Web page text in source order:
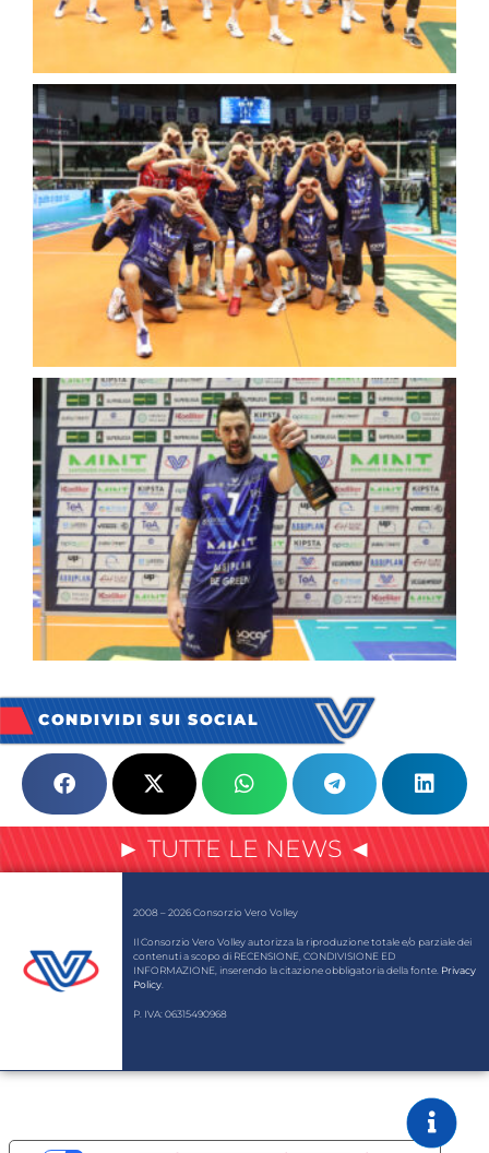
CONDIVIDI SUI SOCIAL
► TUTTE LE NEWS ◄
2008 – 2026 Consorzio Vero Volley
Il Consorzio Vero Volley autorizza la riproduzione totale e/o parziale dei
contenuti a scopo di RECENSIONE, CONDIVISIONE ED
INFORMAZIONE, inserendo la citazione obbligatoria della fonte. Privacy
Policy
P. IVA: 06315490968